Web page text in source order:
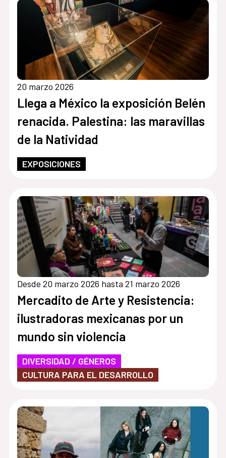
20 marzo 2026
Llega a México la exposición Belén
renacida. Palestina: las maravillas
de la Natividad
EXPOSICIONES
Desde 20 marzo 2026 hasta 21 marzo 2026
Mercadito de Arte y Resistencia:
ilustradoras mexicanas por un
mundo sin violencia
DIVERSIDAD / GÉNEROS
CULTURA PARA EL DESARROLLO